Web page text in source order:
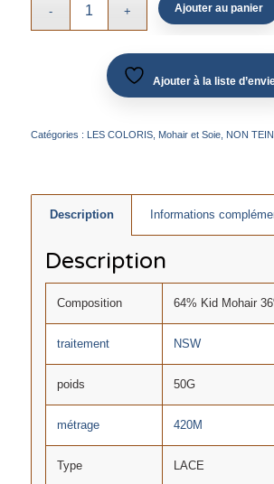
Ajouter au panier
Ajouter à la liste
Catégories : LES COLORIS, Mohair et Soie, NON
Description Informations
Description
Composition 64% Kid Mohair
traitement NSW
poids 50G
métrage 420M
Type LACE